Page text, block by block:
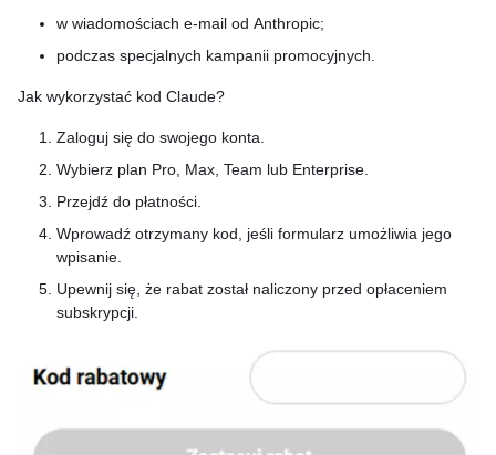
w wiadomościach e-mail od Anthropic;
podczas specjalnych kampanii promocyjnych.
Jak wykorzystać kod Claude?
Zaloguj się do swojego konta.
Wybierz plan Pro, Max, Team lub Enterprise.
Przejdź do płatności.
Wprowadź otrzymany kod, jeśli formularz umożliwia jego
wpisanie.
Upewnij się, że rabat został naliczony przed opłaceniem
subskrypcji.